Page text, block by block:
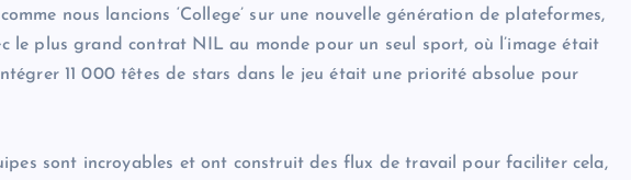
nous lancions ‘College’ sur une nouvelle génération de plateformes,
le plus grand contrat NIL au monde pour un seul sport, où l’image était
11 000 têtes de stars dans le jeu était une priorité absolue pour
sont incroyables et ont construit des flux de travail pour faciliter cela,